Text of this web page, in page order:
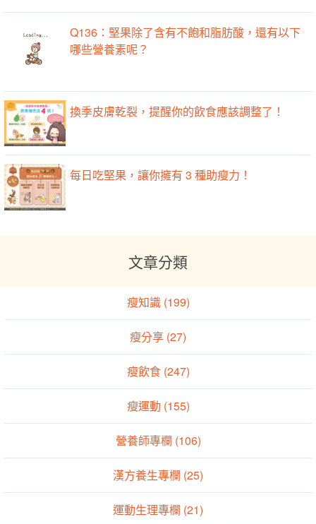
Q136：堅果除了含有不飽和脂肪酸，還有以下
哪些營養素呢？
換季皮膚乾裂，提醒你的飲食應該調整了！
每日吃堅果，讓你擁有 3 種助瘦力！
文章分類
瘦知識 (199)
瘦分享 (27)
瘦飲食 (247)
瘦運動 (155)
營養師專欄 (106)
漢方養生專欄 (25)
運動生理專欄 (21)